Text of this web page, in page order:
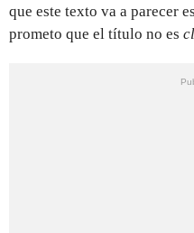
que este texto va a parecer
prometo que el título no es